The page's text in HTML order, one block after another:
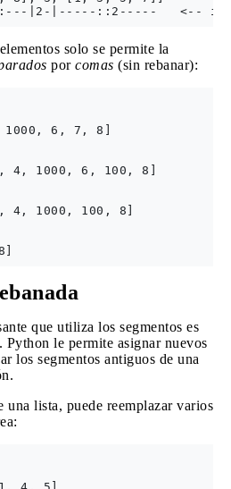
solo se permite la
por comas (sin rebanar):
6, 7, 8]
4, 1000, 6, 100, 8]
4, 1000, 100, 8]
que utiliza los segmentos es
Python le permite asignar nuevos
los segmentos antiguos de una
lista, puede reemplazar varios